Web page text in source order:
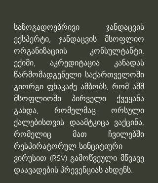
საზოგადოებრივი ჯანდაცვის
ექსპერტი, ჯანდაცვის მსოფლიო
ორგანიზაციის კონსულტანტი,
ექიმი, აკრედიტაცია კანადას
წარმომადგენელი საქართველოში
გიორგი ფხაკაძე ამბობს, რომ აშშ
მსოფლიოში პირველი ქვეყანა
გახდა, რომელმაც ორსული
ქალებისთვის დაამტკიცა ვაქცინა,
რომელიც მათ ჩვილებში
რესპირატორულ-სინციტიური
ვირუსით (RSV) გამოწვეული მწვავე
დაავადების პრევენციას ახდენს.